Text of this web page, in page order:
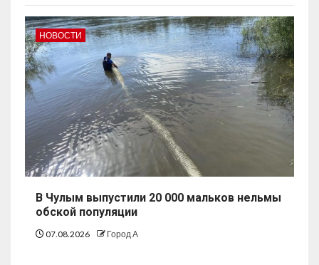
НОВОСТИ
В Чулым выпустили 20 000 мальков нельмы
обской популяции
07.08.2026 Город А